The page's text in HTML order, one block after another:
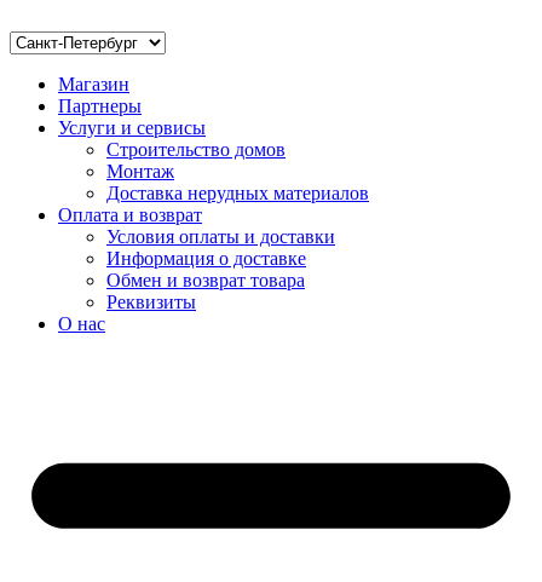
Магазин
Партнеры
Услуги и сервисы
Строительство домов
Монтаж
Доставка нерудных материалов
Оплата и возврат
Условия оплаты и доставки
Информация о доставке
Обмен и возврат товара
Реквизиты
О нас